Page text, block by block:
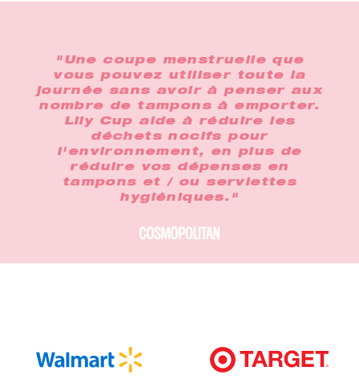
"Une coupe menstruelle que
vous pouvez utiliser toute la
journée sans avoir à penser aux
nombre de tampons à emporter.
Lily Cup aide à réduire les
déchets nocifs pour
l'environnement, en plus de
réduire vos dépenses en
tampons et / ou serviettes
hygiéniques."